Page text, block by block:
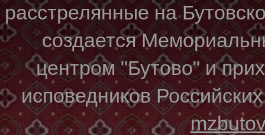
расстрелянные на
создается
центром "Бутово" и
исповедников